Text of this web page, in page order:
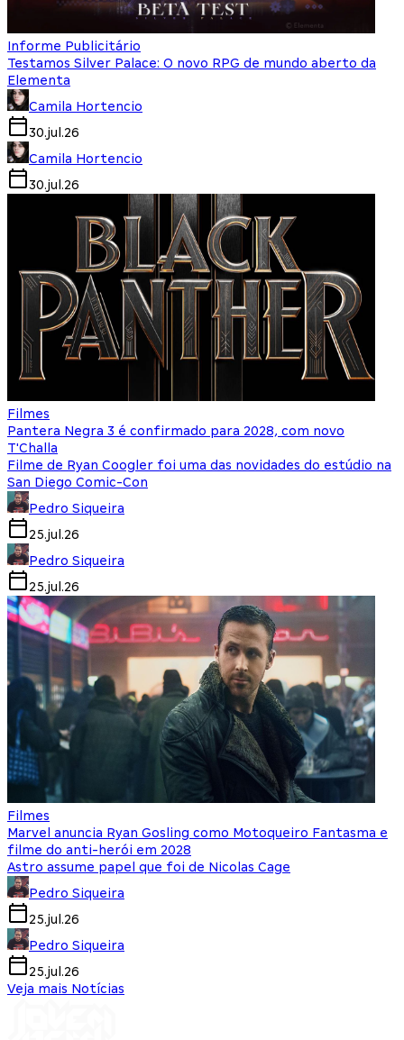
Informe Publicitário
Testamos Silver Palace: O novo RPG de mundo aberto da
Elementa
Camila Hortencio
30.jul.26
Camila Hortencio
30.jul.26
Filmes
Pantera Negra 3 é confirmado para 2028, com novo
T'Challa
Filme de Ryan Coogler foi uma das novidades do estúdio na
San Diego Comic-Con
Pedro Siqueira
25.jul.26
Pedro Siqueira
25.jul.26
Filmes
Marvel anuncia Ryan Gosling como Motoqueiro Fantasma e
filme do anti-herói em 2028
Astro assume papel que foi de Nicolas Cage
Pedro Siqueira
25.jul.26
Pedro Siqueira
25.jul.26
Veja mais Notícias